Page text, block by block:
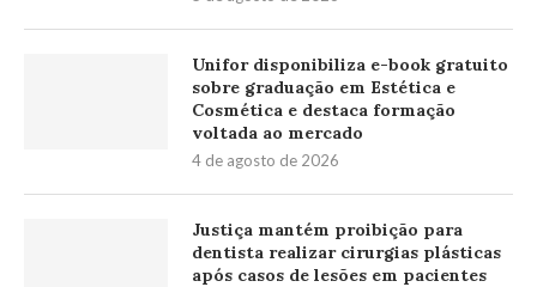
Unifor disponibiliza e-book gratuito
sobre graduação em Estética e
Cosmética e destaca formação
voltada ao mercado
4 de agosto de 2026
Justiça mantém proibição para
dentista realizar cirurgias plásticas
após casos de lesões em pacientes